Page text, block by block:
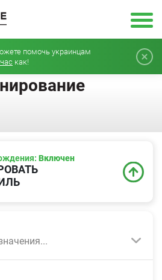
помочь украинцам
как!
Включен